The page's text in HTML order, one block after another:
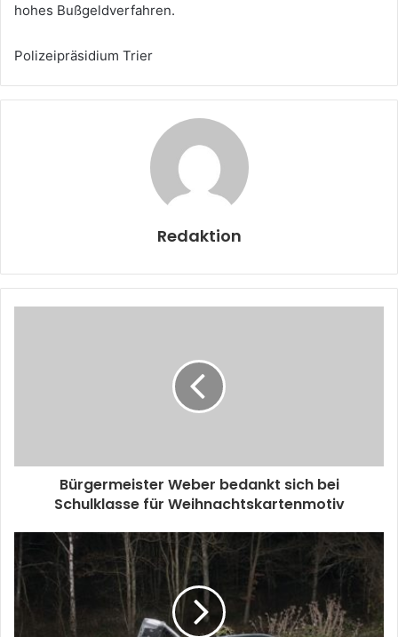
hohes Bußgeldverfahren.
Polizeipräsidium Trier
Redaktion
Bürgermeister Weber bedankt sich bei
Schulklasse für Weihnachtskartenmotiv